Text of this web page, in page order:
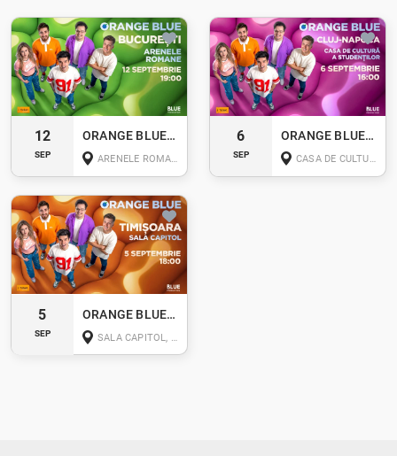
12
SEP
ORANGE BLUE LIVE - BUCUREȘTI
ARENELE ROMANE BUCUREȘTI
6
SEP
ORANGE BLUE LIVE - CLUJ-NAPOCA
CASA DE CULTURA A STUDENTILOR, PIAȚA LUCIAN BLAGA, NR. 1-3 CLUJ-NAPOCA
5
SEP
ORANGE BLUE LIVE - TIMIȘOARA
SALA CAPITOL, TIMIȘOARA